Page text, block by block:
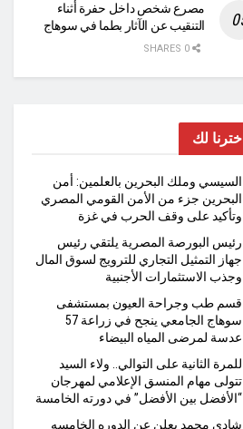
مصرع شخص داخل حفرة أثناء
التنقيب عن الآثار بطما في سوهاج
اخترنا لك
السيسي وملك البحرين بالعلمين: أمن
البحرين جزء من الأمن القومي المصري
وتأكيد على وقف الحرب في غزة
رئيس البورصة المصرية يلتقي رئيس
جهاز التمثيل التجاري للترويج لسوق المال
وجذب الاستثمارات الأجنبية
قسم طب وجراحة العيون بمستشفى
سوهاج الجامعي ينجح في زراعة 57
عدسة لمرضى المياه البيضاء
للمرة الثانية على التوالي.. ولاء السيد
تتولى مهام المنسق الإعلامي لمهرجان
“الأفضل بين الأفضل” في دورته الخامسة
شادي محمد يعلن عن الدوره الخامسه